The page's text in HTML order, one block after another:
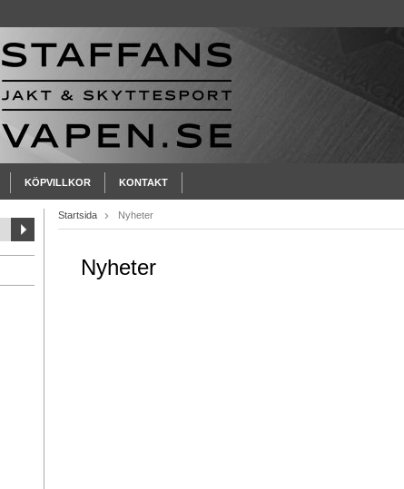
KÖPVILLKOR KONTAKT
Startsida Nyheter
Nyheter